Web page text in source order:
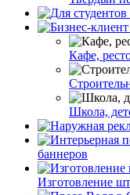
Кафе,
Школа,
баннеров
Изготовление